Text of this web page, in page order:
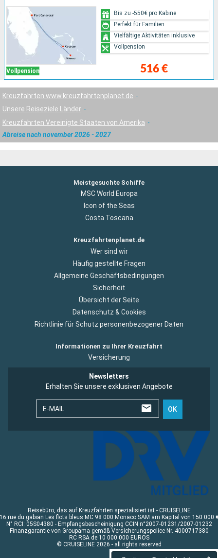
Vollpension 516 €
Bis zu -550€ pro Kabine
Perfekt für Familien
Vielfältige Aktivitäten inklusive
Vollpension
Kreuzfahrten www.kreuzfahrtenplanet.de
Unsere Reiseziele Länder
Kreuzfahrten Vereinigte Staaten von Amerika
Abreise nach november 2026 - 2027
Meistgesuchte Schiffe
MSC World Europa
Icon of the Seas
Costa Toscana
Kreuzfahrtenplanet.de
Wer sind wir
Häufig gestellte Fragen
Allgemeine Geschäftsbedingungen
Sicherheit
Übersicht der Seite
Datenschutz & Cookies
Richtlinie für Schutz personenbezogener Daten
Informationen zu Ihrer Kreuzfahrt
Versicherung
Newsletters
Erhalten Sie unsere exklusiven Angebote
E-MAIL OK
Reisebüro, das auf Kreuzfahrten spezialisiert ist - CRUISELINE
rue du gabian Les flots bleus MC 98 000 Monaco SAM am Kapital von 150 000
N° RCI: 05S04380 - Empfangsbescheinigung CCIN n°2007-01231/2007-01232
Finanzgarantie von Groupama gemäß Versicherungspolice Nr. 4000717380
RC RSA de 10 000 000 EUROS
© CRUISELINE 2026 - all rights reserved